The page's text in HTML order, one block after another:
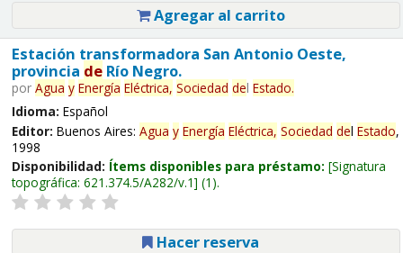
Agregar al carrito
Estación transformadora San Antonio Oeste,
provincia deRío Negro.
por Agua y Energía Eléctrica, Sociedad del Estado.
Idioma: Español
Editor: Buenos Aires: Agua y Energía Eléctrica, Sociedad del Estado,
1998
Disponibilidad: Ítems disponibles para préstamo: Signatura
topográfica: 621.374.5/A282/v.1 (1).
Hacer reserva